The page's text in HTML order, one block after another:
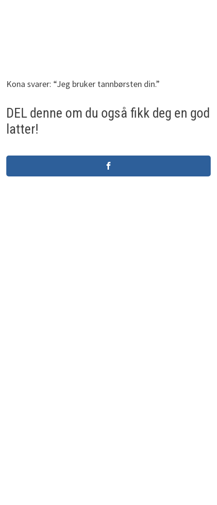
Kona svarer: “Jeg bruker tannbørsten din.”
DEL denne om du også fikk deg en god
latter!